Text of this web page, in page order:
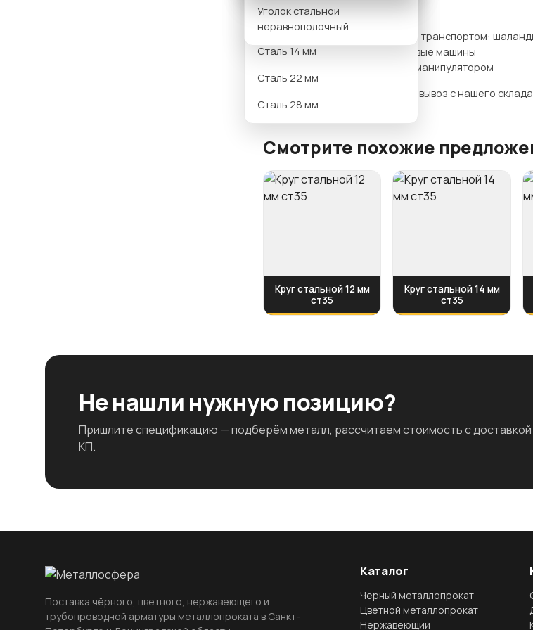
Сталь 12 мм
Сталь 14 мм
Сталь 22 мм
Сталь 28 мм
Уголок стальной
неравнополочный
Варианты доставки
Нашим транспортом:
бортовые машины
гидроманипулятором
Самовывоз с нашего склада
Смотрите похожие
Круг стальной 12 мм
ст35
Круг стальной 14 мм
ст35
Не нашли нужную позицию?
Пришлите спецификацию — подберём металл, рассчитаем стоимость с
КП.
Поставка чёрного, цветного, нержавеющего и
трубопроводной арматуры металлопроката в Санкт-
Каталог
Черный металлопрокат
Цветной металлопрокат
Нержавеющий